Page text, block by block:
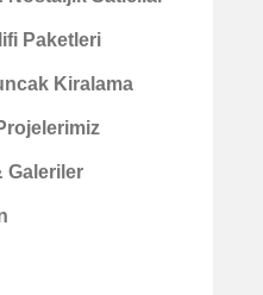
Paketleri
Kiralama
Galeriler